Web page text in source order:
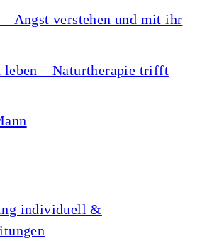
– Angst verstehen und mit ihr
leben – Naturtherapie trifft
individuell &